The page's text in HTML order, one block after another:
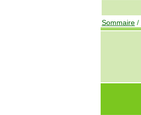
Sommaire /